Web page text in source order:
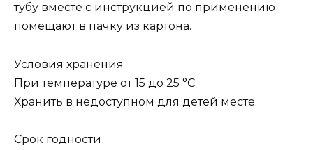
тубу вместе с инструкцией по применению
помещают в пачку из картона.
Условия хранения
При температуре от 15 до 25 °С.
Хранить в недоступном для детей месте.
Срок годности